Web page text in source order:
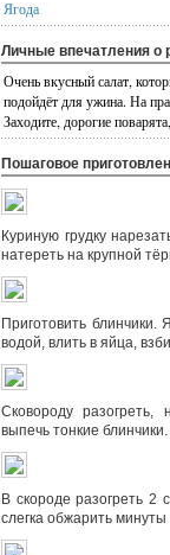
Ягода
Личные впечатления о
Очень вкусный салат,
подойдёт для ужина. На
Заходите, дорогие
Пошаговое
Куриную грудку
натереть на крупной
Приготовить
водой, влить в яйца,
Сковороду
выпечь тонкие
В скороде разогреть 2
слегка обжарить минуты